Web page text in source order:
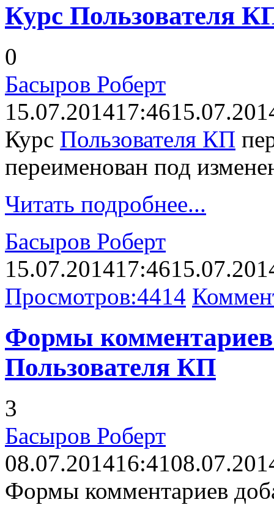
Курс Пользователя
0
Басыров Роберт
15.07.201417:46
Курс Пользователя КП
переименован под
Читать подробнее...
Басыров Роберт
15.07.201417:46
Просмотров:4414
Формы
Пользователя КП
3
Басыров Роберт
08.07.201416:41
Формы комментариев